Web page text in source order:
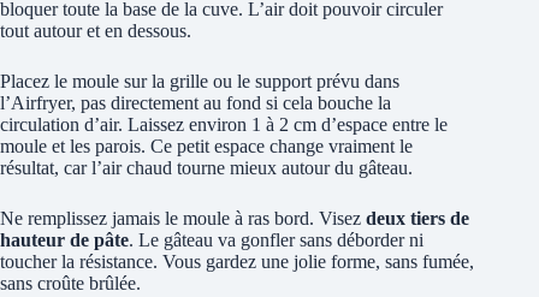
bloquer toute la base de la cuve. L’air doit pouvoir circuler
tout autour et en dessous.
Placez le moule sur la grille ou le support prévu dans
l’Airfryer, pas directement au fond si cela bouche la
circulation d’air. Laissez environ 1 à 2 cm d’espace entre le
moule et les parois. Ce petit espace change vraiment le
résultat, car l’air chaud tourne mieux autour du gâteau.
Ne remplissez jamais le moule à ras bord. Visez deux tiers de
hauteur de pâte. Le gâteau va gonfler sans déborder ni
toucher la résistance. Vous gardez une jolie forme, sans fumée,
sans croûte brûlée.